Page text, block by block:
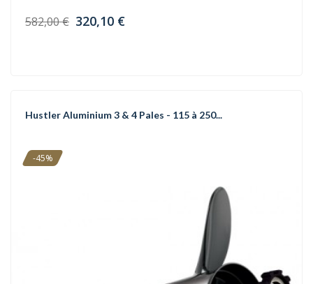
582,00 € 320,10 €
Hustler Aluminium 3 & 4 Pales - 115 à 250...
-45%